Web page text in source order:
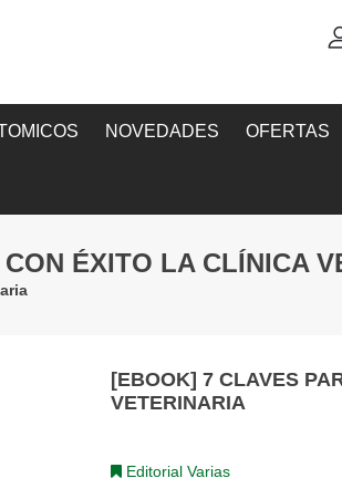
NOVEDADES OFERTAS
ÉXITO LA CLÍNICA
[EBOOK] 7 CLAVES
VETERINARIA
Editorial Varias